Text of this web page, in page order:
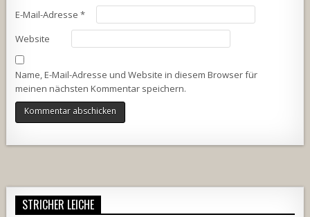
E-Mail-Adresse*
Website
Name, E-Mail-Adresse und Website in diesem Browser für
meinen nächsten Kommentar speichern.
STRICHER LEICHE